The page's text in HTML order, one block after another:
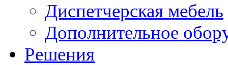
Диспетчерская мебель
Дополнительное
Решения